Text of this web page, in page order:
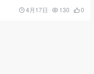
4月17日 130 0